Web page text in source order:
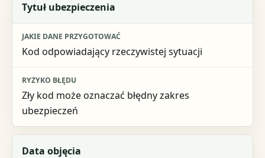
Tytuł ubezpieczenia
Kod odpowiadający rzeczywistej sytuacji
Zły kod może oznaczać błędny zakres
ubezpieczeń
Data objęcia